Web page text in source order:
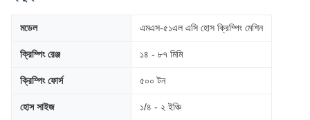
মডেল এমএস-৫১এল এসি হোস ক্রিম্পিং মেশিন
ক্রিম্পিং রেঞ্জ ১৪ - ৮৭ মিমি
ক্রিম্পিং ফোর্স ৫০০ টন
হোস সাইজ ১/৪ - ২ ইঞ্চি